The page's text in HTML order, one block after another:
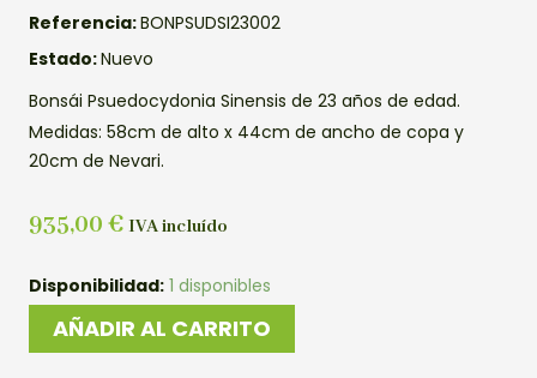
Referencia:BONPSUDSI23002
Estado:Nuevo
Bonsái Psuedocydonia Sinensis de 23 años de edad.
Medidas: 58cm de alto x 44cm de ancho de copa y
20cm de Nevari.
935,00 € IVA incluído
Disponibilidad: 1 disponibles
BONSAI
PSEUDOCYDONIA
AÑADIR AL CARRITO